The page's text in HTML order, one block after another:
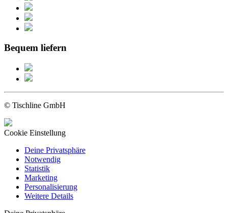
Bequem liefern
© Tischline GmbH
Cookie Einstellung
Deine Privatsphäre
Notwendig
Statistik
Marketing
Personalisierung
Weitere Details